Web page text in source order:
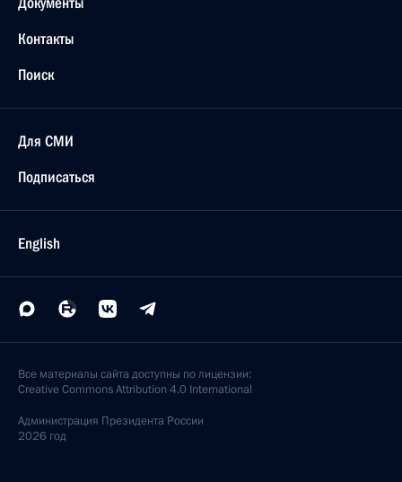
Контакты
Поиск
Для СМИ
Подписаться
English
Все материалы сайта доступны по лицензии:
Creative Commons Attribution 4.0 International
Администрация Президента России
2026 год